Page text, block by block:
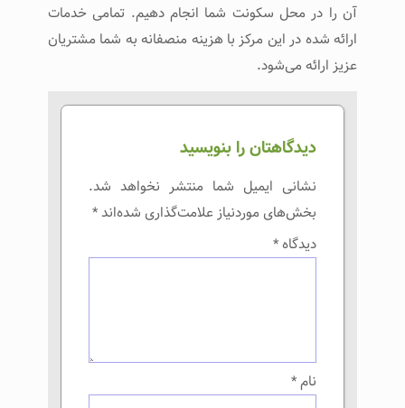
آن را در محل سکونت شما انجام دهیم. تمامی خدمات
ارائه شده در این مرکز با هزینه منصفانه به شما مشتریان
عزیز ارائه می‌شود.
دیدگاهتان را بنویسید
نشانی ایمیل شما منتشر نخواهد شد.
بخش‌های موردنیاز علامت‌گذاری شده‌اند*
دیدگاه*
نام*